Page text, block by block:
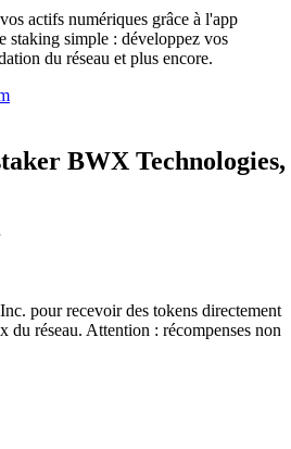
actifs numériques grâce à l'app
staking simple : développez vos
du réseau et plus encore.
BWX Technologies,
pour recevoir des tokens directement
du réseau. Attention : récompenses non